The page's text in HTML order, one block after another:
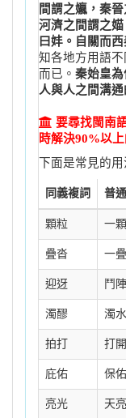
間謂之㜲，秦
河濟之間謂之
曰妦。自關而
知各地方用語
而已。 秦始皇
人與人之間溝通
要尋找閩南
時解決90%以上
下面是常見的用
同義複詞 普
顆粒 一
疊沓 一
迎迓 鬥
濁醪 濁
拍打 打開
庇佑 保佑
亮光 天亮